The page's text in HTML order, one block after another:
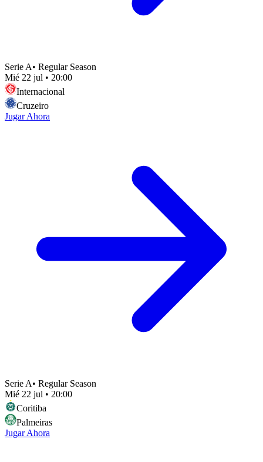
Serie A• Regular Season
Mié 22 jul • 20:00
Internacional
Cruzeiro
Jugar Ahora
Serie A• Regular Season
Mié 22 jul • 20:00
Coritiba
Palmeiras
Jugar Ahora